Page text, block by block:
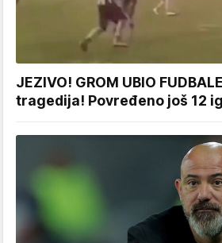
JEZIVO! GROM UBIO
tragedija! Povređeno još 12